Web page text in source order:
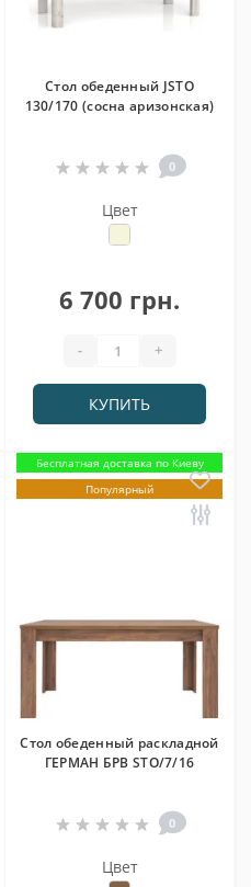
Стол обеденный JSTO
130/170 (сосна аризонская)
0
Цвет
6 700 грн.
- +
КУПИТЬ
Бесплатная доставка по Киеву
Популярный
Стол обеденный раскладной
ГЕРМАН БРВ STO/7/16
0
Цвет